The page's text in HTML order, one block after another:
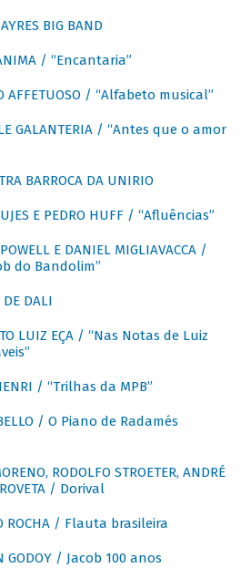
BIG BAND
/ “Encantaria”
AFFETUOSO / “Alfabeto musical”
GALANTERIA / “Antes que o amor
BARROCA DA UNIRIO
E PEDRO HUFF / “Afluências”
E DANIEL MIGLIAVACCA /
do Bandolim”
DE DALI
LUIZ EÇA / “Nas Notas de Luiz
/ “Trilhas da MPB”
/ O Piano de Radamés
RODOLFO STROETER, ANDRÉ
/ Dorival
ROCHA / Flauta brasileira
GODOY / Jacob 100 anos